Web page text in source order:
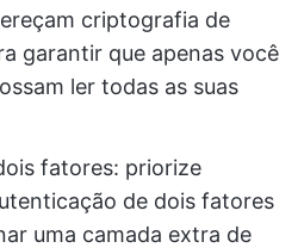
criptografia de
garantir que apenas você
ler todas as suas
fatores: priorize
de dois fatores
uma camada extra de